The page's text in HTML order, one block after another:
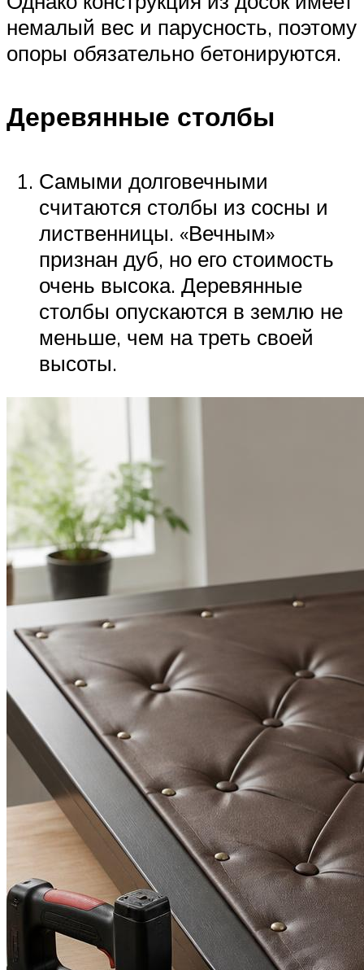
немалый вес и парусность, поэтому
опоры обязательно бетонируются.
Деревянные столбы
Самыми долговечными
считаются столбы из сосны и
лиственницы. «Вечным»
признан дуб, но его стоимость
очень высока. Деревянные
столбы опускаются в землю не
меньше, чем на треть своей
высоты.